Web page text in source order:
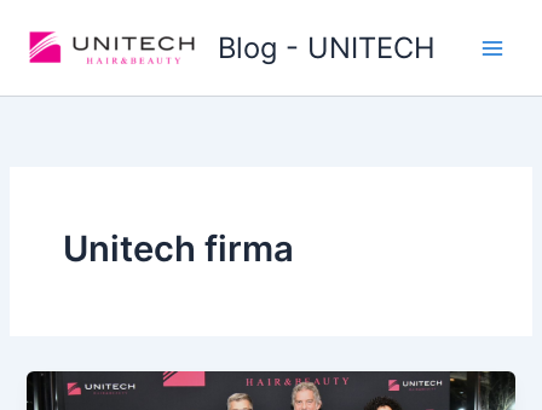
Blog - UNITECH
Unitech firma